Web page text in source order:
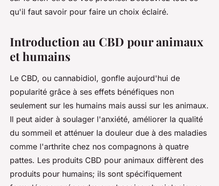
qu'il faut savoir pour faire un choix éclairé.
Introduction au CBD pour animaux
et humains
Le CBD, ou cannabidiol, gonfle aujourd'hui de
popularité grâce à ses effets bénéfiques non
seulement sur les humains mais aussi sur les animaux.
Il peut aider à soulager l'anxiété, améliorer la qualité
du sommeil et atténuer la douleur due à des maladies
comme l'arthrite chez nos compagnons à quatre
pattes. Les produits CBD pour animaux diffèrent des
produits pour humains; ils sont spécifiquement